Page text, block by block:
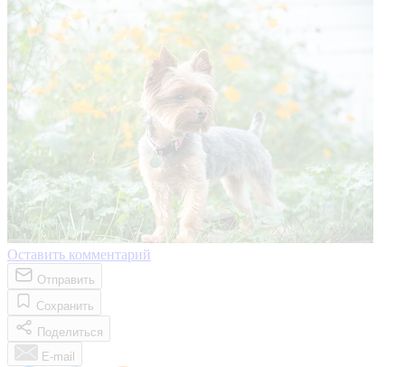
Оставить комментарий
Отправить
Сохранить
Поделиться
E-mail